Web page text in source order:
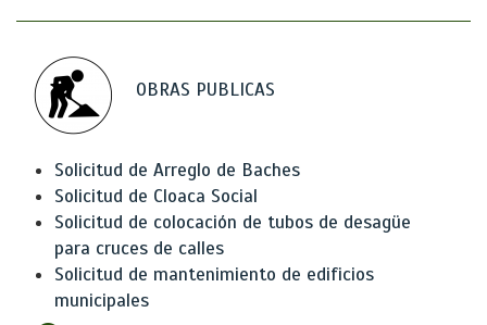
OBRAS PUBLICAS
Solicitud de Arreglo de Baches
Solicitud de Cloaca Social
Solicitud de colocación de tubos de desagüe
para cruces de calles
Solicitud de mantenimiento de edificios
municipales